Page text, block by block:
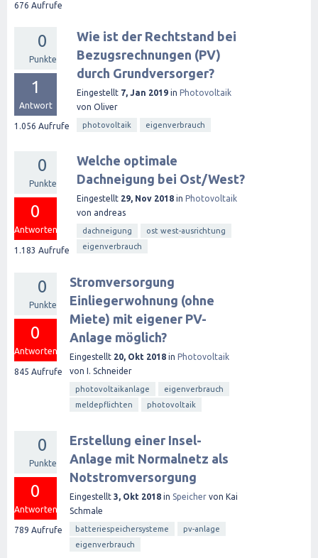
676 Aufrufe
0
Punkte
1
Antwort
1.056 Aufrufe
Wie ist der Rechtstand bei
Bezugsrechnungen (PV)
durch Grundversorger?
Eingestellt 7, Jan 2019 in Photovoltaik
von Oliver
photovoltaik eigenverbrauch
0
Punkte
0
Antworten
1.183 Aufrufe
Welche optimale
Dachneigung bei Ost/West?
Eingestellt 29, Nov 2018 in Photovoltaik
von andreas
dachneigung
ost west-ausrichtung
eigenverbrauch
0
Punkte
0
Antworten
845 Aufrufe
Stromversorgung
Einliegerwohnung (ohne
Miete) mit eigener PV-
Anlage möglich?
Eingestellt 20, Okt 2018 in Photovoltaik
von I. Schneider
photovoltaikanlage
eigenverbrauch
meldepflichten
photovoltaik
0
Punkte
0
Antworten
789 Aufrufe
Erstellung einer Insel-
Anlage mit Normalnetz als
Notstromversorgung
Eingestellt 3, Okt 2018 in Speicher von Kai
Schmale
batteriespeichersysteme
pv-anlage
eigenverbrauch